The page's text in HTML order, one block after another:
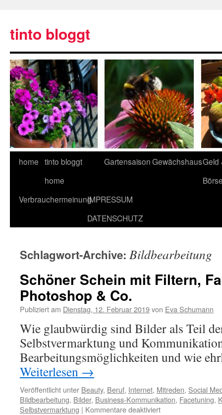
tinto bloggt
home tinto bloggt
home
GartensaisonGewächshausGeld
VerbrauchermeinungIMPRESSUM
DATENSCHUTZ
Schlagwort-Archive: Bildbearbeitung
Schöner Schein mit Filtern,
Photoshop & Co.
Publiziert am Dienstag, 12. Februar 2019von Eva Schumann
Wie glaubwürdig sind Bilder als Teil
Selbstvermarktung und
Bearbeitungsmöglichkeiten und wie
Weiterlesen →
Veröffentlicht unter Beauty, Beruf, Internet, Mitreden, Social
Bildbearbeitung, Bilder, Business-Kommunikation, Facetuning,
Selbstvermarktung | Kommentare deaktiviert